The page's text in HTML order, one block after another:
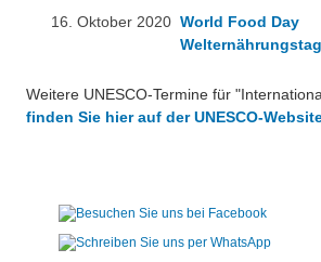
16. Oktober 2020 World Food Day
Welternährungstag
Weitere UNESCO-Termine für
finden Sie hier auf der UNESCO-